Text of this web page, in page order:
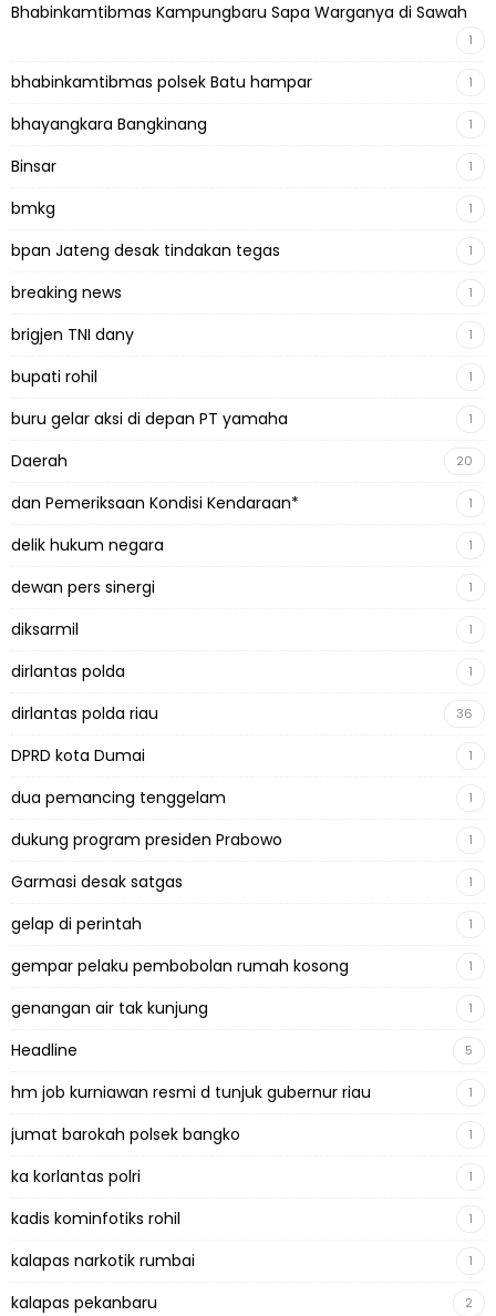
Bhabinkamtibmas Kampungbaru Sapa Warganya di Sawah
1
bhabinkamtibmas polsek Batu hampar 1
bhayangkara Bangkinang 1
Binsar 1
bmkg 1
bpan Jateng desak tindakan tegas 1
breaking news 1
brigjen TNI dany 1
bupati rohil 1
buru gelar aksi di depan PT yamaha 1
Daerah 20
dan Pemeriksaan Kondisi Kendaraan* 1
delik hukum negara 1
dewan pers sinergi 1
diksarmil 1
dirlantas polda 1
dirlantas polda riau 36
DPRD kota Dumai 1
dua pemancing tenggelam 1
dukung program presiden Prabowo 1
Garmasi desak satgas 1
gelap di perintah 1
gempar pelaku pembobolan rumah kosong 1
genangan air tak kunjung 1
Headline 5
hm job kurniawan resmi d tunjuk gubernur riau 1
jumat barokah polsek bangko 1
ka korlantas polri 1
kadis kominfotiks rohil 1
kalapas narkotik rumbai 1
kalapas pekanbaru 2